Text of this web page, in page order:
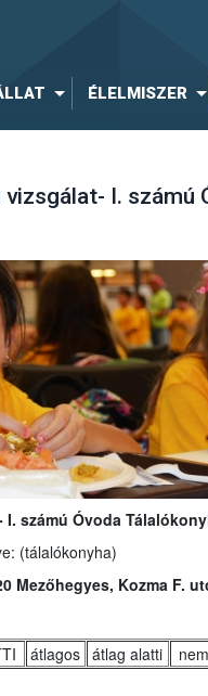
ÉLELMISZER
I. számú
számú Óvoda
(tálalókonyha)
Mezőhegyes, Kozma F.
átlagos átlag alatti